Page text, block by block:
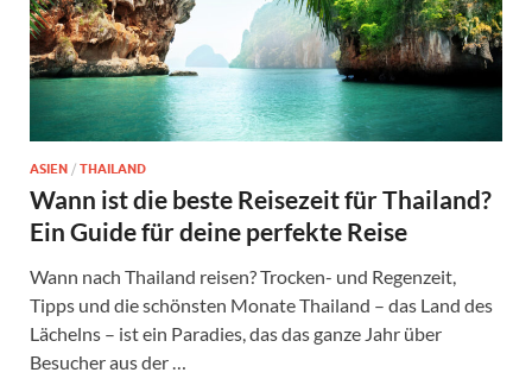
ASIEN / THAILAND
Wann ist die beste Reisezeit für Thailand?
Ein Guide für deine perfekte Reise
Wann nach Thailand reisen? Trocken- und Regenzeit,
Tipps und die schönsten Monate Thailand – das Land des
Lächelns – ist ein Paradies, das das ganze Jahr über
Besucher aus der …